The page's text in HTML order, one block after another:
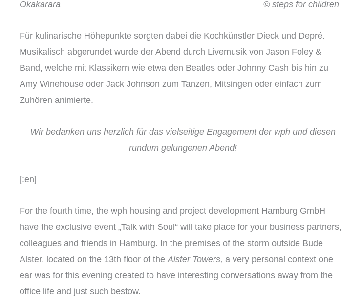
Okakarara © steps for children
Für kulinarische Höhepunkte sorgten dabei die Kochkünstler Dieck und Depré.
Musikalisch abgerundet wurde der Abend durch Livemusik von Jason Foley &
Band, welche mit Klassikern wie etwa den Beatles oder Johnny Cash bis hin zu
Amy Winehouse oder Jack Johnson zum Tanzen, Mitsingen oder einfach zum
Zuhören animierte.
Wir bedanken uns herzlich für das vielseitige Engagement der wph und diesen
rundum gelungenen Abend!
[:en]
For the fourth time, the wph housing and project development Hamburg GmbH
have the exclusive event „Talk with Soul“ will take place for your business partners,
colleagues and friends in Hamburg. In the premises of the storm outside Bude
Alster, located on the 13th floor of the Alster Towers, a very personal context one
ear was for this evening created to have interesting conversations away from the
office life and just such bestow.